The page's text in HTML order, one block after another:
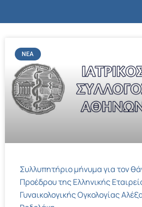
ΝΈΑ
Συλλυπητήριο μήνυμα για τον
Προέδρου της Ελληνικής
Γυναικολογικής Ογκολογίας